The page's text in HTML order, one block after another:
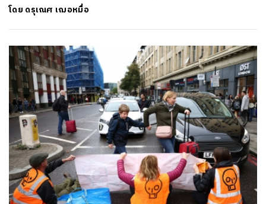
โดย ดรุเณศ เฌอหมื่อ